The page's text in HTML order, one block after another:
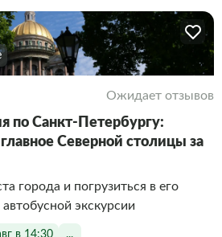
Ожидает отзывов
по Санкт-Петербургу:
Северной столицы за
города и погрузиться в его
экскурсии
в 14:30 ...